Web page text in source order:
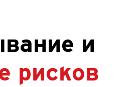
и
рисков